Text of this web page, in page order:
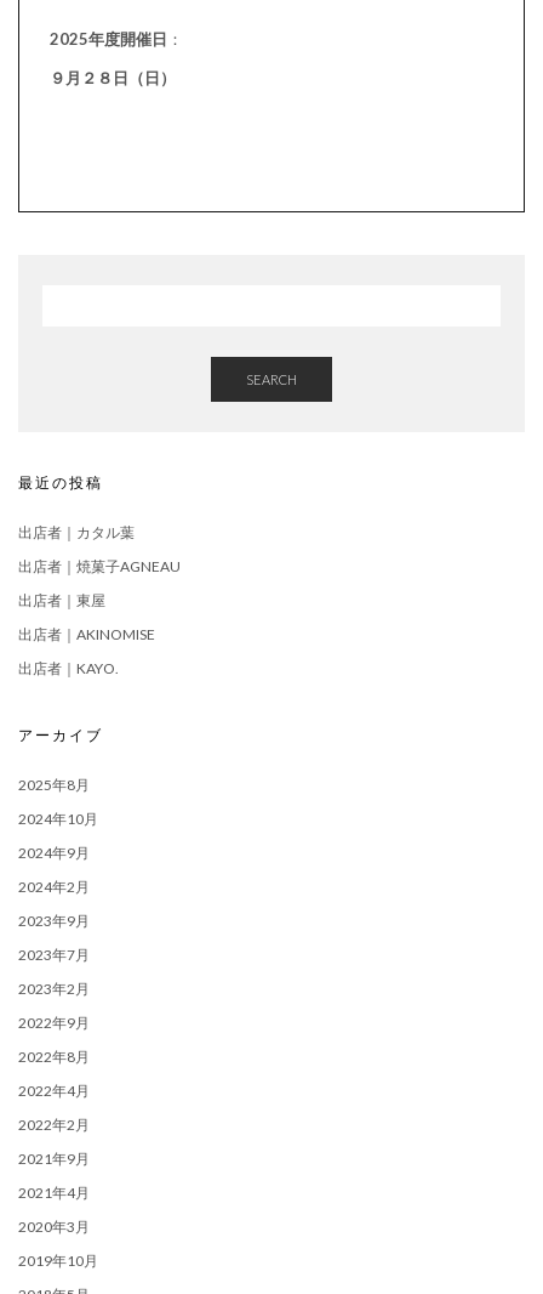
2025年度開催日 ：
９月２８日（日）
SEARCH
最近の投稿
出店者｜カタル葉
出店者｜焼菓子AGNEAU
出店者｜東屋
出店者｜AKINOMISE
出店者｜KAYO.
アーカイブ
2025年8月
2024年10月
2024年9月
2024年2月
2023年9月
2023年7月
2023年2月
2022年9月
2022年8月
2022年4月
2022年2月
2021年9月
2021年4月
2020年3月
2019年10月